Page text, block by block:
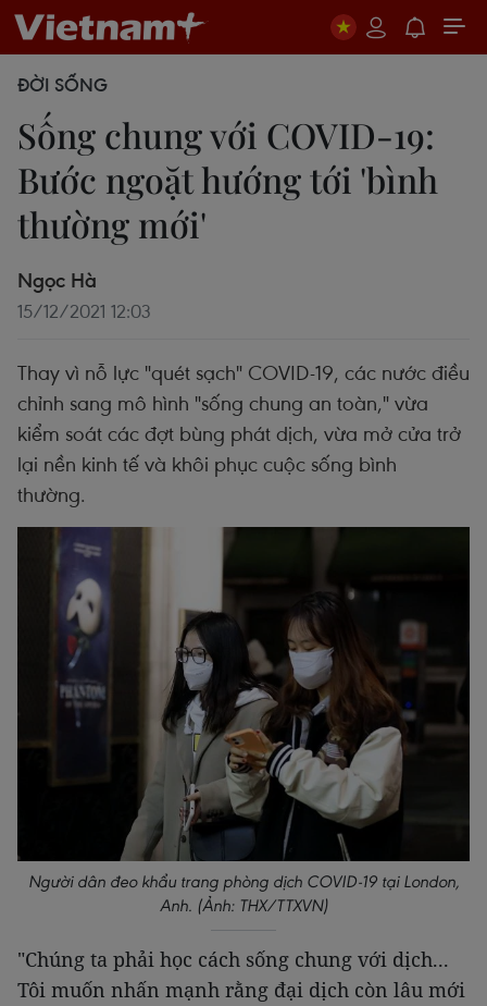
ĐỜI SỐNG
Sống chung với COVID-19:
Bước ngoặt hướng tới 'bình
thường mới'
Ngọc Hà
15/12/2021 12:03
Thay vì nỗ lực "quét sạch" COVID-19, các nước điều
chỉnh sang mô hình "sống chung an toàn," vừa
kiểm soát các đợt bùng phát dịch, vừa mở cửa trở
lại nền kinh tế và khôi phục cuộc sống bình
thường.
Người dân đeo khẩu trang phòng dịch COVID-19 tại London,
Anh. (Ảnh: THX/TTXVN)
"Chúng ta phải học cách sống chung với dịch...
Tôi muốn nhấn mạnh rằng đại dịch còn lâu mới